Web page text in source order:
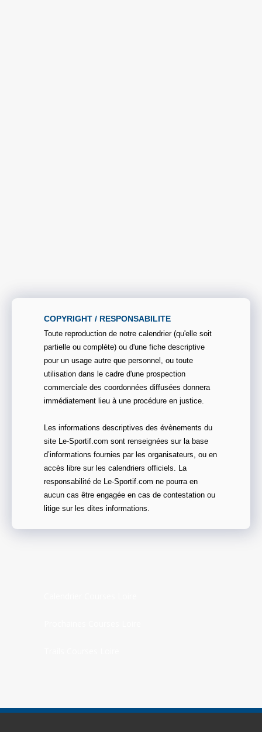
COPYRIGHT / RESPONSABILITE
Toute reproduction de notre calendrier (qu'elle soit
partielle ou complète) ou d'une fiche descriptive
pour un usage autre que personnel, ou toute
utilisation dans le cadre d'une prospection
commerciale des coordonnées diffusées donnera
immédiatement lieu à une procédure en justice.
Les informations descriptives des évènements du
site Le-Sportif.com sont renseignées sur la base
d’informations fournies par les organisateurs, ou en
accès libre sur les calendriers officiels. La
responsabilité de Le-Sportif.com ne pourra en
aucun cas être engagée en cas de contestation ou
litige sur les dites informations.